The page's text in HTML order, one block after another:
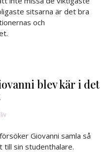
sitsarna är det bra
och
blev kär i det
Giovanni samla så
till sin studenthalare.